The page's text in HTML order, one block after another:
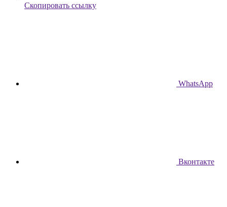
Скопировать ссылку
WhatsApp
Вконтакте